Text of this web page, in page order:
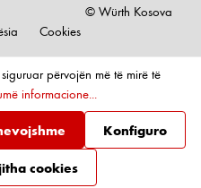
© Würth Kosova
Cookies
përvojën më të mirë të
informacione...
Konfiguro
cookies